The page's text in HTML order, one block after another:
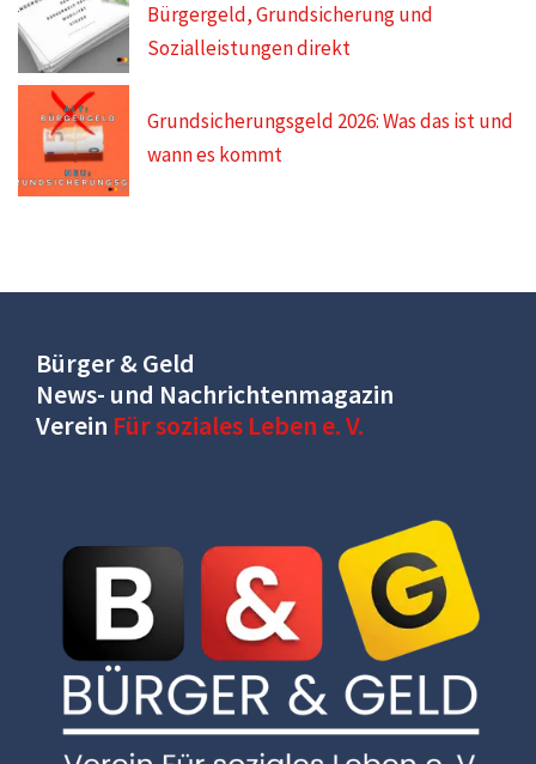
Bürgergeld, Grundsicherung und
Sozialleistungen direkt
Grundsicherungsgeld 2026: Was das ist und
wann es kommt
Bürger & Geld
News- und Nachrichtenmagazin
Verein Für soziales Leben e. V.